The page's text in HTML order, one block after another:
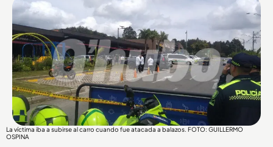
La víctima iba a subirse al carro cuando fue atacada a balazos. FOTO: GUILLERMO
OSPINA